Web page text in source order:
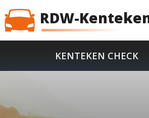
RDW-
KENTEKEN CHECK